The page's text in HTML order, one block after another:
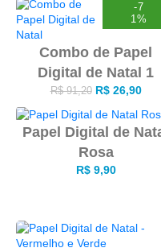
-7
1%
Combo de Papel
Digital de Natal 1
R$91,20 R$26,90
Papel Digital de
Rosa
R$9,90